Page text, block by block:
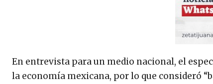
En entrevista para un medio nacional, el
la economía mexicana, por lo que consideró